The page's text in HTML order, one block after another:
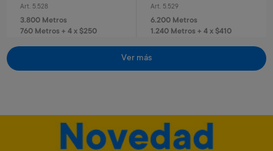
Set taladro con accesorios
Tablero basket pared
Avengers
Art. 4.820
Art. 5.528
3.800 Metros
760 Metros + 4 x $250
Art. 5.529
6.200 Metros
1.240 Metros + 4 x $410
Ver más